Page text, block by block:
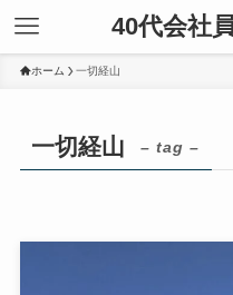
40代会社
ホーム 一切経山
一切経山 – tag –